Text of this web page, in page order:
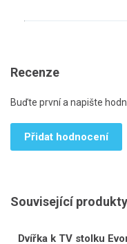
Recenze
Buďte první a napište
Přidat hodnocení
Související produkty
Dvířka k TV stolku